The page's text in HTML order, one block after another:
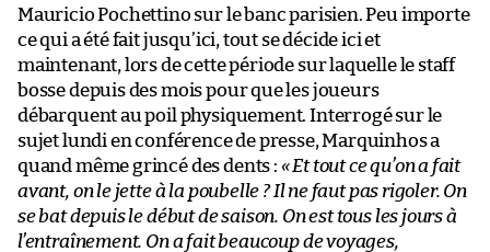
Mauricio Pochettino sur le banc parisien. Peu importe
ce qui a été fait jusqu’ici, tout se décide ici et
maintenant, lors de cette période sur laquelle le staff
bosse depuis des mois pour que les joueurs
débarquent au poil physiquement. Interrogé sur le
sujet lundi en conférence de presse, Marquinhos a
quand même grincé des dents : « Et tout ce qu’on a fait
avant, on le jette à la poubelle ? Il ne faut pas rigoler. On
se bat depuis le début de saison. On est tous les jours à
l’entraînement. On a fait beaucoup de voyages,